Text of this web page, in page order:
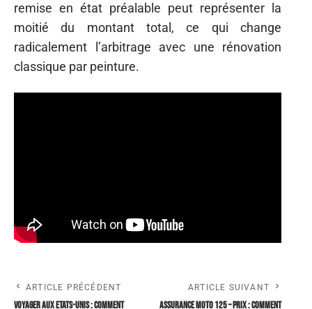
remise en état préalable peut représenter la
moitié du montant total, ce qui change
radicalement l’arbitrage avec une rénovation
classique par peinture.
ARTICLE PRÉCÉDENT
Voyager aux Etats-Unis : comment
ARTICLE SUIVANT
Assurance moto 125 – Prix : comment